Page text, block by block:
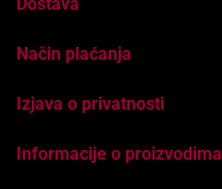
Dostava
Način plaćanja
Izjava o privatnosti
Informacije o proizvodima